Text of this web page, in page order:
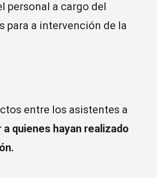
personal a cargo del
para a intervención de la
entre los asistentes a
a quienes hayan realizado